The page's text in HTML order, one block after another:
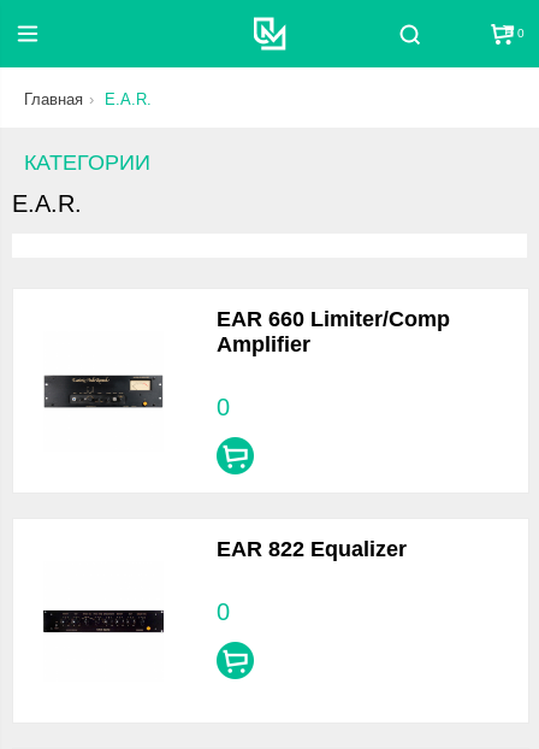
Поиск 0
Главная E.A.R.
КАТЕГОРИИ
E.A.R.
EAR 660 Limiter/Comp
Amplifier
0
EAR 822 Equalizer
0